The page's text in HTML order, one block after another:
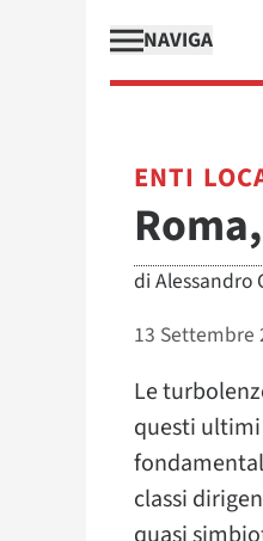
NAVIGA
ENTI
di Alessandro
13 Settembre
Le
questi
classi